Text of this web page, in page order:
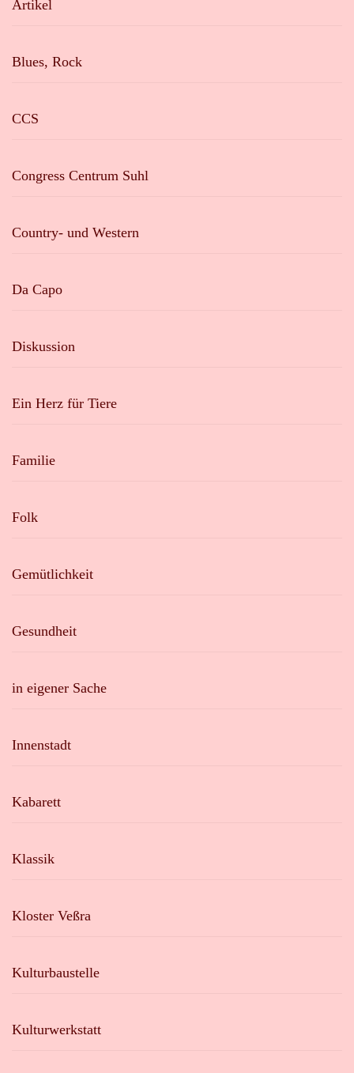
Artikel
Blues, Rock
CCS
Congress Centrum Suhl
Country- und Western
Da Capo
Diskussion
Ein Herz für Tiere
Familie
Folk
Gemütlichkeit
Gesundheit
in eigener Sache
Innenstadt
Kabarett
Klassik
Kloster Veßra
Kulturbaustelle
Kulturwerkstatt